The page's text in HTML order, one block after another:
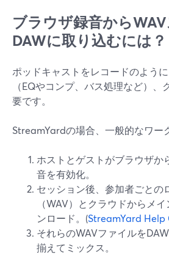
ブラウザ録音から
DAWに取り込むには？
ポッドキャストをレコードのよう
（EQやコンプ、バス処理など）
要です。
StreamYardの場合、一般的なワー
ホストとゲストがブラウザか
音を有効化。
セッション後、参加者ごとの
（WAV）とクラウドからメ
ンロード。(StreamYard Help
それらのWAVファイルを
揃えてミックス。